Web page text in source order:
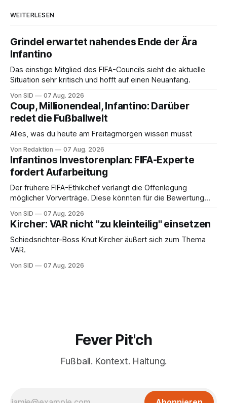
WEITERLESEN
Grindel erwartet nahendes Ende der Ära
Infantino
Das einstige Mitglied des FIFA-Councils sieht die aktuelle
Situation sehr kritisch und hofft auf einen Neuanfang.
Von SID 07 Aug. 2026
Coup, Millionendeal, Infantino: Darüber
redet die Fußballwelt
Alles, was du heute am Freitagmorgen wissen musst
Von Redaktion 07 Aug. 2026
Infantinos Investorenplan: FIFA-Experte
fordert Aufarbeitung
Der frühere FIFA-Ethikchef verlangt die Offenlegung
möglicher Vorverträge. Diese könnten für die Bewertung
Von SID 07 Aug. 2026
Kircher: VAR nicht "zu kleinteilig" einsetzen
Schiedsrichter-Boss Knut Kircher äußert sich zum Thema
VAR.
Von SID 07 Aug. 2026
Fever Pit'ch
Fußball. Kontext. Haltung.